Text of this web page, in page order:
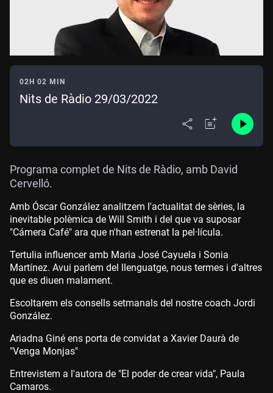
02H 02 MIN
Nits de Ràdio 29/03/2022
Programa complet de Nits de Ràdio, amb David
Cervelló.
Amb Óscar González analitzem l'actualitat de sèries, la
inevitable polèmica de Will Smith i del que va suposar
"Cámera Café" ara que n'han estrenat la pel·lícula.
Tertulia influencer amb Maria José Cayuela i Sonia
Martínez. Avui parlem del llenguatge, nous termes i d'altres
que es diuen malament.
Escoltarem els consells setmanals del nostre coach Jordi
González.
Ariadna Giné ens porta de convidat a Xavier Daurà de
"Venga Monjas"
Entrevistem a l'autora de "El poder de crear vida", Paula
Camaros.